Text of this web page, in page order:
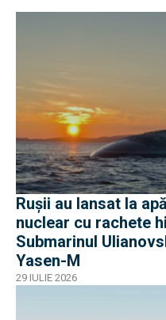
Rușii au lansat la
nuclear cu rachete
Submarinul
Yasen-M
29 IULIE 2026